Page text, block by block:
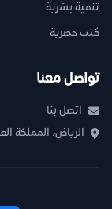
تنمية بشرية
كتب حصرية
تواصل معنا
اتصل بنا
الرياض، المملكة